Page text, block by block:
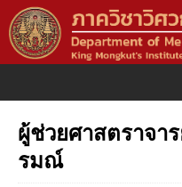
ผู้ช่วยศาสตราจา
รมณ์